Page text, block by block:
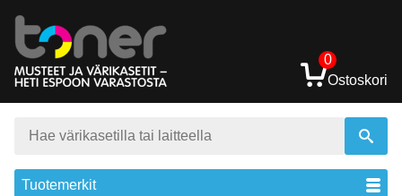
0
Ostoskori
Tuotemerkit